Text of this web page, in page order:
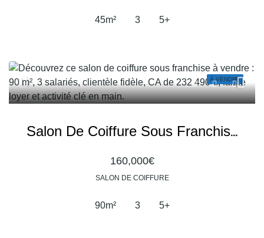
45m² 3 5+
À VENDRE
Salon De Coiffure Sous Franchise À Vendre – Une Affaire Reconnue Avec Une Clientèle Fidèle
160,000€
SALON DE COIFFURE
90m² 3 5+